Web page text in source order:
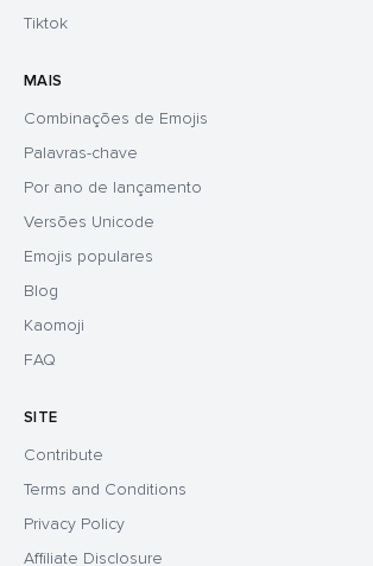
Tiktok
MAIS
Combinações de Emojis
Palavras-chave
Por ano de lançamento
Versões Unicode
Emojis populares
Blog
Kaomoji
FAQ
SITE
Contribute
Terms and Conditions
Privacy Policy
Affiliate Disclosure